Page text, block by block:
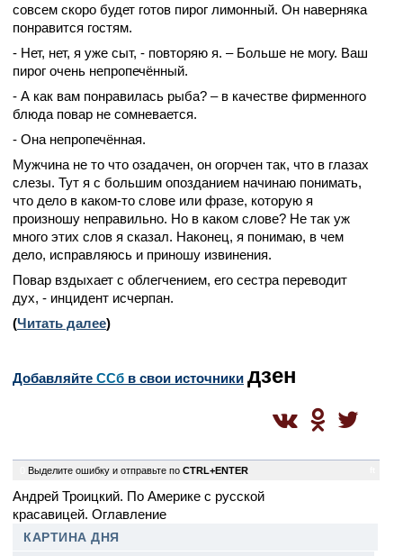
совсем скоро будет готов пирог лимонный. Он наверняка
понравится гостям.
- Нет, нет, я уже сыт, - повторяю я. – Больше не могу. Ваш
пирог очень непропечённый.
- А как вам понравилась рыба? – в качестве фирменного
блюда повар не сомневается.
- Она непропечённая.
Мужчина не то что озадачен, он огорчен так, что в глазах
слезы. Тут я с большим опозданием начинаю понимать,
что дело в каком-то слове или фразе, которую я
произношу неправильно. Но в каком слове? Не так уж
много этих слов я сказал. Наконец, я понимаю, в чем
дело, исправляюсь и приношу извинения.
Повар вздыхает с облегчением, его сестра переводит
дух, - инцидент исчерпан.
(Читать далее)
Добавляйте CСб в свои источники дзен
Выделите ошибку и отправьте по CTRL+ENTER
Андрей Троицкий. По Америке с русской
красавицей. Оглавление
КАРТИНА ДНЯ